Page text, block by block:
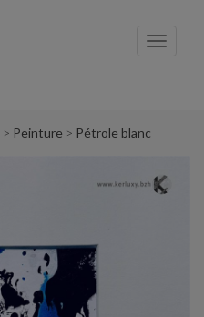
Peinture Pétrole blanc